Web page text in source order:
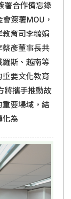
署合作備忘錄
簽署MOU，
育司李毓娟
蔡彥董事長共
羅斯、越南等
重要文化教育
攜手推動故
重要場域，結
化為